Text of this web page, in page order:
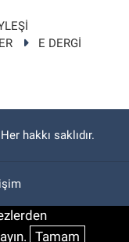
E DERGİ
hakkı saklıdır.
Tamam